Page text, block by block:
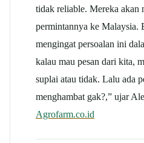
tidak reliable. Mereka akan
permintannya ke Malaysia.
mengingat persoalan ini
kalau mau pesan dari kita,
suplai atau tidak. Lalu ada
menghambat gak?,” ujar
Agrofarm.co.id